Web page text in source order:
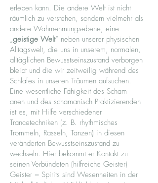
erleben kann. Die andere Welt ist nicht
räumlich zu verstehen, sondern vielmehr als
andere Wahrnehmungsebene, eine
„geistige Welt“ neben unserer physischen
Alltagswelt, die uns in unserem, normalen,
alltäglichen Bewusstseinszustand verborgen
bleibt und die wir zeitweilig während des
Schlafes in unseren Träumen aufsuchen.
Eine wesentliche Fähigkeit des Scham
anen und des schamanisch Praktizierenden
ist es, mit Hilfe verschiedener
Trancetechniken (z. B. rhythmisches
Trommeln, Rasseln, Tanzen) in diesen
veränderten Bewusstseinszustand zu
wechseln. Hier bekommt er Kontakt zu
seinen Verbündeten (hilfreiche Geister)
Geister = Spirits sind Wesenheiten in der